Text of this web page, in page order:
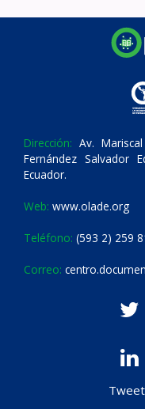
Dirección: Av.
Fernández Salvador
Ecuador.
Web: www.olade.org
Teléfono: (593 2) 259
Correo: